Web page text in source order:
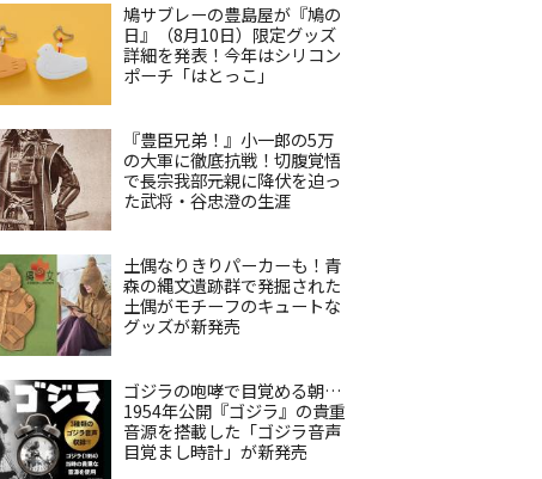
鳩サブレーの豊島屋が『鳩の
日』（8月10日）限定グッズ
詳細を発表！今年はシリコン
ポーチ「はとっこ」
『豊臣兄弟！』小一郎の5万
の大軍に徹底抗戦！切腹覚悟
で長宗我部元親に降伏を迫っ
た武将・谷忠澄の生涯
土偶なりきりパーカーも！青
森の縄文遺跡群で発掘された
土偶がモチーフのキュートな
グッズが新発売
ゴジラの咆哮で目覚める朝…
1954年公開『ゴジラ』の貴重
音源を搭載した「ゴジラ音声
目覚まし時計」が新発売